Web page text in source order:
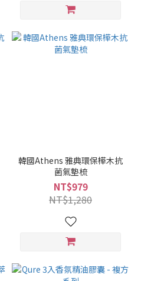
韓國Athens 雅典環保樺木抗
菌氣墊梳
NT$979
NT$1,280